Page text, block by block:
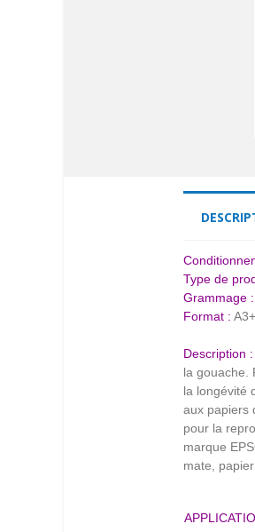
Type de
Grammage :
Format :
Description :
la gouache.
la longévité
aux papiers
pour la
marque
mate,